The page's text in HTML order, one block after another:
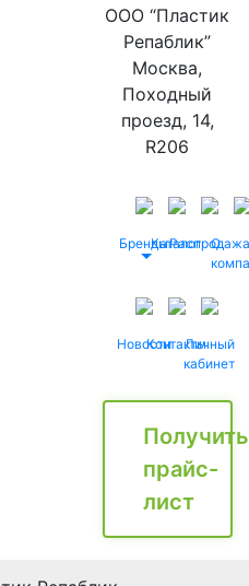
ООО “Пластик
Репаблик”
Москва,
Походный
проезд, 14,
R206
БрендыКаталог
Распродажа
О
НовостиКонтактыЛичный
кабинет
Получить
прайс-
лист